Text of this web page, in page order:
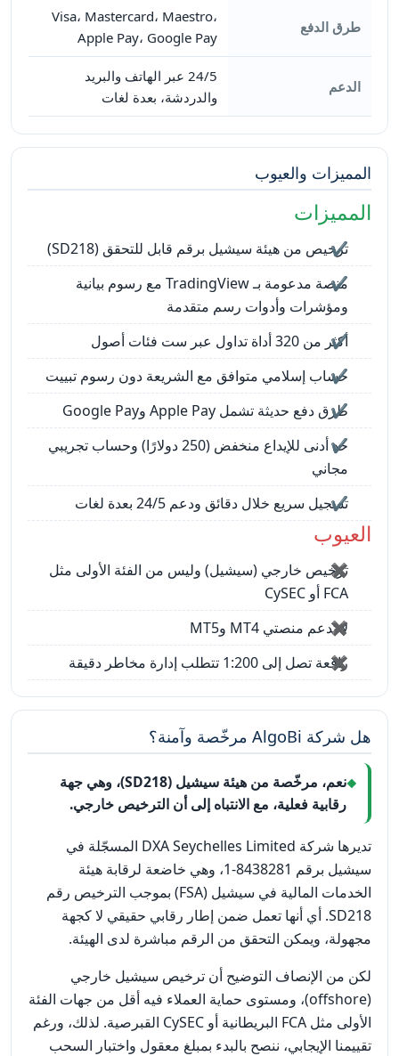
طرق الدفع
Visa، Mastercard، Maestro،
Apple Pay، Google Pay
الدعم
24/5 عبر الهاتف والبريد
والدردشة، بعدة لغات
المميزات والعيوب
المميزات
ترخيص من هيئة سيشيل برقم قابل للتحقق (SD218)
منصة مدعومة بـ TradingView مع رسوم بيانية
ومؤشرات وأدوات رسم متقدمة
أكثر من 320 أداة تداول عبر ست فئات أصول
حساب إسلامي متوافق مع الشريعة دون رسوم تبييت
طرق دفع حديثة تشمل Apple Pay وGoogle Pay
حد أدنى للإيداع منخفض (250 دولارًا) وحساب تجريبي
مجاني
تسجيل سريع خلال دقائق ودعم 24/5 بعدة لغات
العيوب
ترخيص خارجي (سيشيل) وليس من الفئة الأولى مثل
FCA أو CySEC
لا تدعم منصتي MT4 وMT5
رافعة تصل إلى 1:200 تتطلب إدارة مخاطر دقيقة
هل شركة AlgoBi مرخّصة وآمنة؟
نعم، مرخّصة من هيئة سيشيل (SD218)، وهي جهة
رقابية فعلية، مع الانتباه إلى أن الترخيص خارجي.
تديرها شركة DXA Seychelles Limited المسجّلة في
سيشيل برقم 8438281-1، وهي خاضعة لرقابة هيئة
الخدمات المالية في سيشيل (FSA) بموجب الترخيص رقم
SD218. أي أنها تعمل ضمن إطار رقابي حقيقي لا كجهة
مجهولة، ويمكن التحقق من الرقم مباشرة لدى الهيئة.
لكن من الإنصاف التوضيح أن ترخيص سيشيل خارجي
(offshore)، ومستوى حماية العملاء فيه أقل من جهات الفئة
الأولى مثل FCA البريطانية أو CySEC القبرصية. لذلك، ورغم
تقييمنا الإيجابي، ننصح بالبدء بمبلغ معقول واختبار السحب